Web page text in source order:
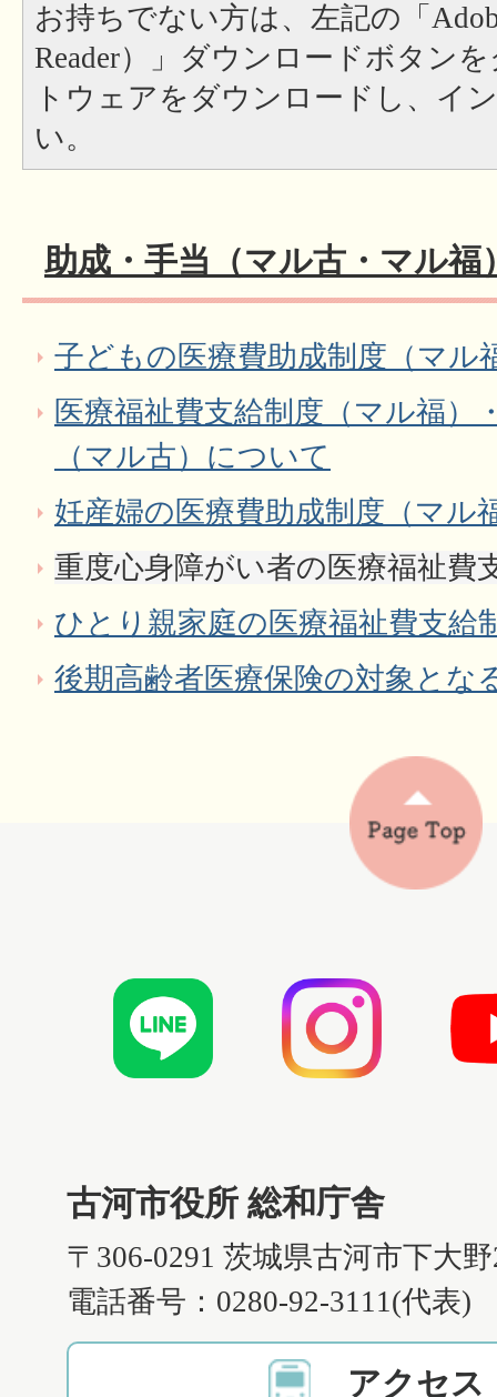
お持ちでない方は、左記の「
Reader）」ダウンロードボタン
トウェアをダウンロードし、イ
い。
助成・手当（マル古・マル福
子どもの医療費助成制度（マル
医療福祉費支給制度（マル福）
（マル古）について
妊産婦の医療費助成制度（マル
重度心身障がい者の医療福祉費
ひとり親家庭の医療福祉費支給
後期高齢者医療保険の対象とな
古河市役所 総和庁舎
〒306-0291 茨城県古河市下大
電話番号：0280-92-3111(代表)
アクセス